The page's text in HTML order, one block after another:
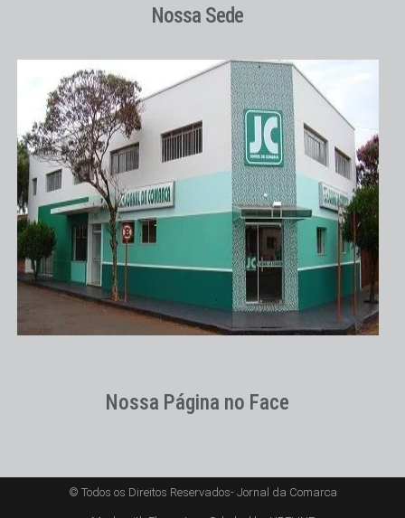
Nossa Sede
Nossa Página no Face
© Todos os Direitos Reservados- Jornal da Comarca